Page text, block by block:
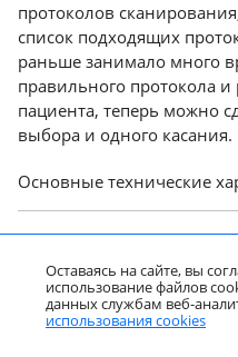
МСТ
протоколов
список подходящих
раньше занимало много
правильного протокола
пациента, теперь можно
выбора и одного касания.
Основные технические
Максимальная мощность
Оставаясь на сайте, вы
использование файлов
данных службам веб-
использования cookies